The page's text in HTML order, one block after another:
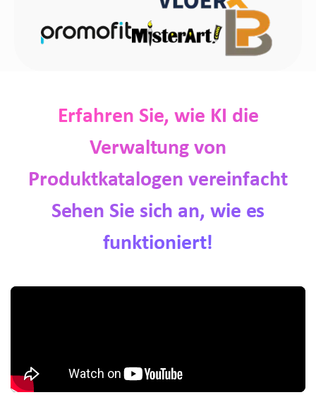
Erfahren Sie, wie KI die
Verwaltung von
Produktkatalogen vereinfacht
Sehen Sie sich an, wie es
funktioniert!